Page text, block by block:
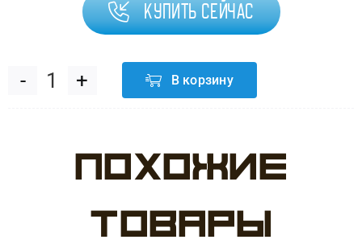
Купить сейчас
Количество
Шар
Экстра
В корзину
Похожие
товары